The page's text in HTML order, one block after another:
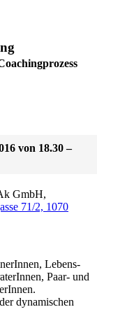
von 18.30 –
GmbH,
71/2, 1070
Lebens-
Paar- und
dynamischen